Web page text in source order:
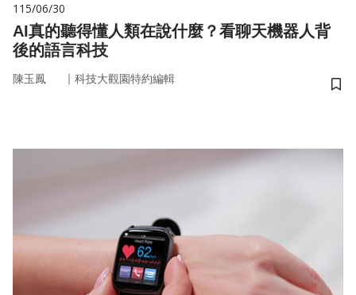
115/06/30
AI真的聽得懂人類在說什麼？看聊天機器人背
後的語言科技
陳玉鳳 ｜ 科技大觀園特約編輯
儲